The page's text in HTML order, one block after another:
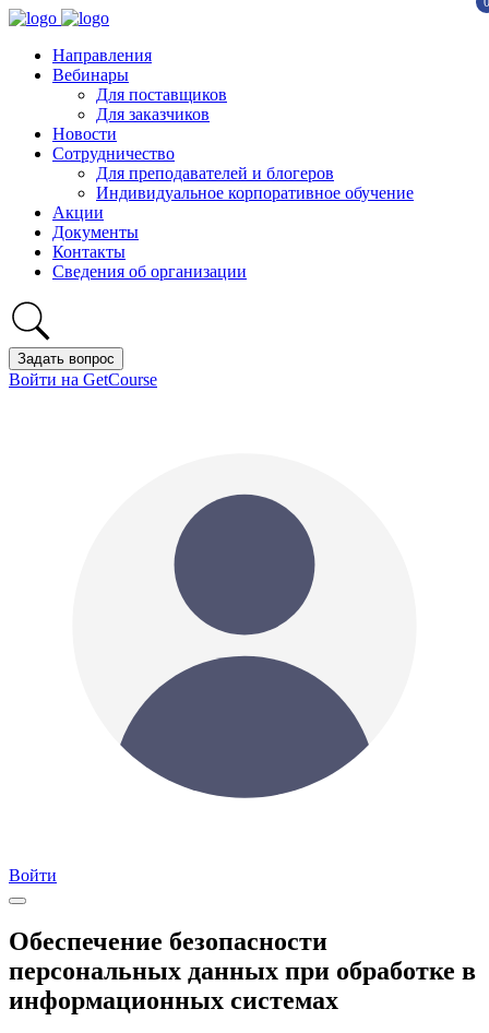
Направления
Вебинары
Для поставщиков
Для заказчиков
Новости
Сотрудничество
Для преподавателей и блогеров
Индивидуальное корпоративное обучение
Акции
Документы
Контакты
Сведения об организации
Задать вопрос
Войти на GetCourse
Войти
Обеспечение безопасности
персональных данных при обработке в
информационных системах